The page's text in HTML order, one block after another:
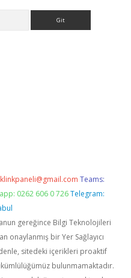
Teams:
0262 606 0 726 Telegram:
gereğince Bilgi Teknolojileri
onaylanmış bir Yer Sağlayıcı
sitedeki içerikleri proaktif
bulunmamaktadır.